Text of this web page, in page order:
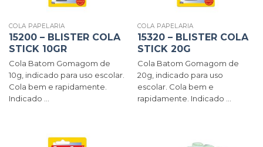
COLA PAPELARIA
15200 – BLISTER COLA
STICK 10GR
Cola Batom Gomagom de
10g, indicado para uso escolar.
Cola bem e rapidamente.
Indicado ...
COLA PAPELARIA
15320 – BLISTER COLA
STICK 20G
Cola Batom Gomagom de
20g, indicado para uso
escolar. Cola bem e
rapidamente. Indicado ...